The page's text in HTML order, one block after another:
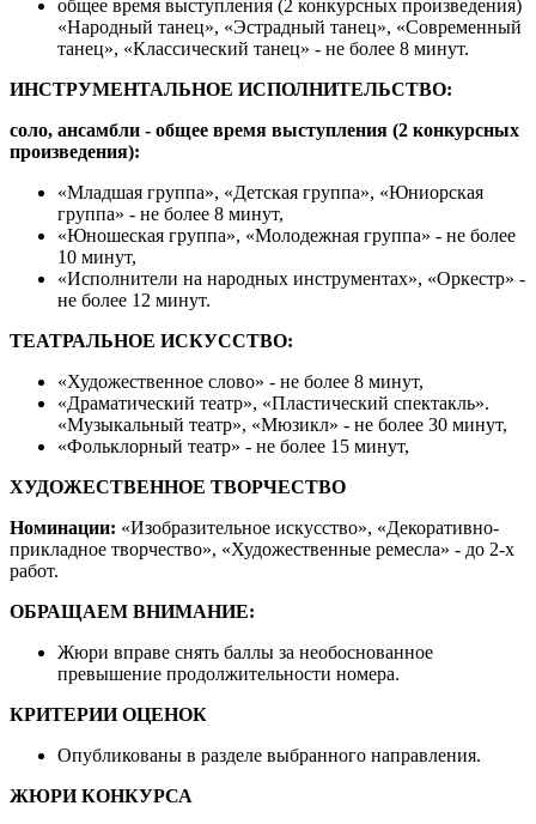
общее время выступления (2 конкурсных произведения)
«Народный танец», «Эстрадный танец», «Современный
танец», «Классический танец» - не более 8 минут.
ИНСТРУМЕНТАЛЬНОЕ ИСПОЛНИТЕЛЬСТВО:
соло, ансамбли - общее время выступления (2 конкурсных
произведения):
«Младшая группа», «Детская группа», «Юниорская
группа» - не более 8 минут,
«Юношеская группа», «Молодежная группа» - не более
10 минут,
«Исполнители на народных инструментах», «Оркестр» -
не более 12 минут.
ТЕАТРАЛЬНОЕ ИСКУССТВО:
«Художественное слово» - не более 8 минут,
«Драматический театр», «Пластический спектакль».
«Музыкальный театр», «Мюзикл» - не более 30 минут,
«Фольклорный театр» - не более 15 минут,
ХУДОЖЕСТВЕННОЕ ТВОРЧЕСТВО
Номинации: «Изобразительное искусство», «Декоративно-
прикладное творчество», «Художественные ремесла» - до 2-х
работ.
ОБРАЩАЕМ ВНИМАНИЕ:
Жюри вправе снять баллы за необоснованное
превышение продолжительности номера.
КРИТЕРИИ ОЦЕНОК
Опубликованы в разделе выбранного направления.
ЖЮРИ КОНКУРСА